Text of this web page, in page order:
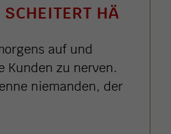
HÄ
auf und
Kunden zu nerven.
niemanden, der